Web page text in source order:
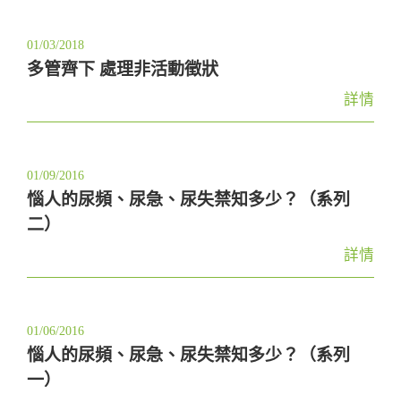
01/03/2018
多管齊下 處理非活動徵狀
詳情
01/09/2016
惱人的尿頻、尿急、尿失禁知多少？（系列
二）
詳情
01/06/2016
惱人的尿頻、尿急、尿失禁知多少？（系列
一）